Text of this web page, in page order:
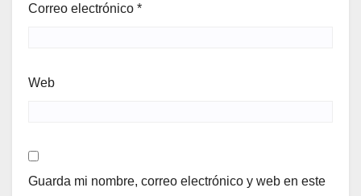
Correo electrónico *
Web
Guarda mi nombre, correo electrónico y web en este